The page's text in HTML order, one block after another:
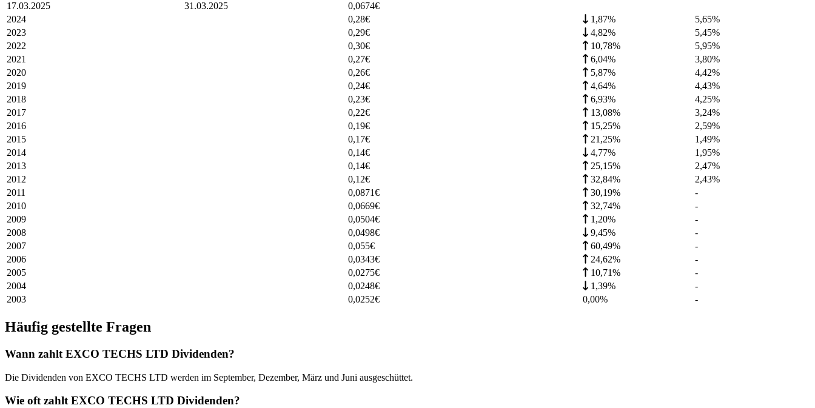
17.03.2025
31.03.2025 0,0674€
2024
0,28€ 1,87% 5,65%
2023
0,29€ 4,82% 5,45%
2022
0,30€ 10,78% 5,95%
2021
0,27€ 6,04% 3,80%
2020
0,26€ 5,87% 4,42%
2019
0,24€ 4,64% 4,43%
2018
0,23€ 6,93% 4,25%
2017
0,22€ 13,08% 3,24%
2016
0,19€ 15,25% 2,59%
2015
0,17€ 21,25% 1,49%
2014
0,14€ 4,77% 1,95%
2013
0,14€ 25,15% 2,47%
2012
0,12€ 32,84% 2,43%
2011
0,0871€ 30,19%
-
2010
0,0669€ 32,74%
-
2009
0,0504€ 1,20%
-
2008
0,0498€ 9,45%
-
2007
0,055€ 60,49%
-
2006
0,0343€ 24,62%
-
2005
0,0275€ 10,71%
-
2004
0,0248€ 1,39%
-
2003
0,0252€ 0,00% -
Häufig gestellte Fragen
Wann zahlt EXCO TECHS LTD Dividenden?
Die Dividenden von EXCO TECHS LTD werden im September, Dezember, März und Juni ausgeschüttet.
Wie oft zahlt EXCO TECHS LTD Dividenden?